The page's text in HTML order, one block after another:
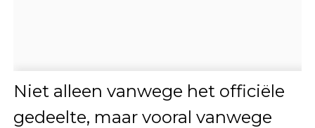
Niet alleen vanwege het officiële
gedeelte, maar vooral vanwege